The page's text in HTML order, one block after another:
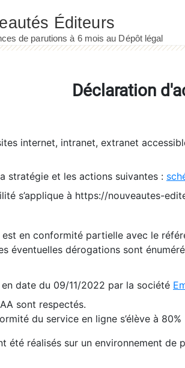
Déclaration
internet, intranet, extranet
stratégie et les actions suivantes :
s’applique à https://nouveautes-
est en conformité partielle avec le
éventuelles dérogations sont
date du 09/11/2022 par la société
sont respectés.
du service en ligne s’élève à
été réalisés sur un environnement